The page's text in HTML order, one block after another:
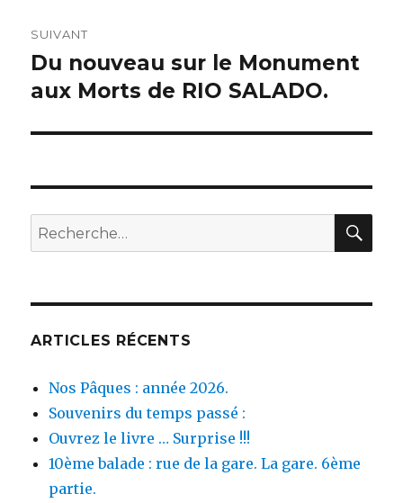
SUIVANT
Publication
suivante :
Du nouveau sur le Monument
aux Morts de RIO SALADO.
Recherche
pour :
ARTICLES RÉCENTS
Nos Pâques : année 2026.
Souvenirs du temps passé :
Ouvrez le livre … Surprise !!!
10ème balade : rue de la gare. La gare. 6ème
partie.